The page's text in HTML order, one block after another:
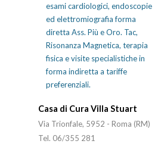
esami cardiologici, endoscopie
ed elettromiografia forma
diretta Ass. Più e Oro. Tac,
Risonanza Magnetica, terapia
fisica e visite specialistiche in
forma indiretta a tariffe
preferenziali.
Casa di Cura Villa Stuart
Via Trionfale, 5952 - Roma (RM)
Tel. 06/355 281